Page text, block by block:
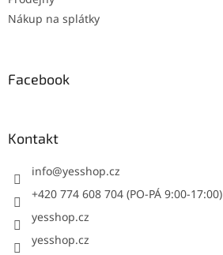
Nákup na splátky
Facebook
Kontakt
info@yesshop.cz
+420 774 608 704 (PO-PÁ 9:00-17:00)
yesshop.cz
yesshop.cz